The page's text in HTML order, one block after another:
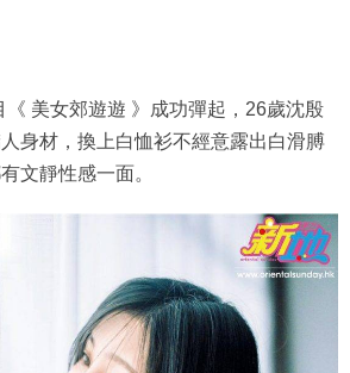
美女郊遊遊 》成功彈起，26歲沈殷
身材，換上白恤衫不經意露出白滑膊
文靜性感一面。